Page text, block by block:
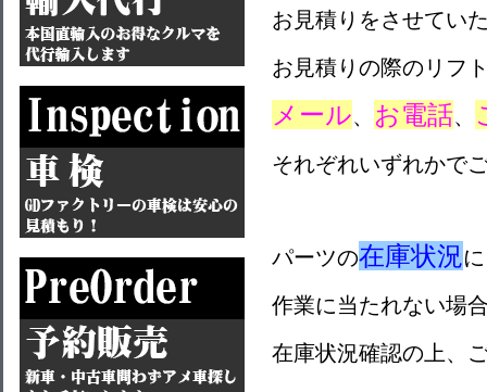
お見積りをさせてい
お見積りの際のリフ
メール、 お電話、
それぞれいずれかで
パーツの在庫状況
作業に当たれない場
在庫状況確認の上、